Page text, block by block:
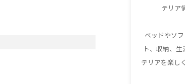
テリア
ベッドやソ
ト、収納、
テリアを楽し